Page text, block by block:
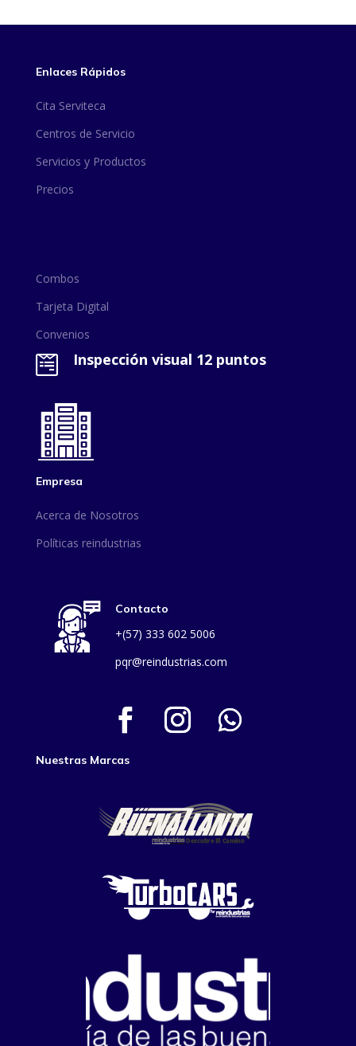
Enlaces Rápidos
Cita Serviteca
Centros de Servicio
Servicios y Productos
Precios
Combos
Tarjeta Digital
Convenios
 Inspección visual 12 puntos
Empresa
Acerca de Nosotros
Políticas reindustrias
Contacto
+(57) 333 602 5006
pqr@reindustrias.com
Nuestras Marcas